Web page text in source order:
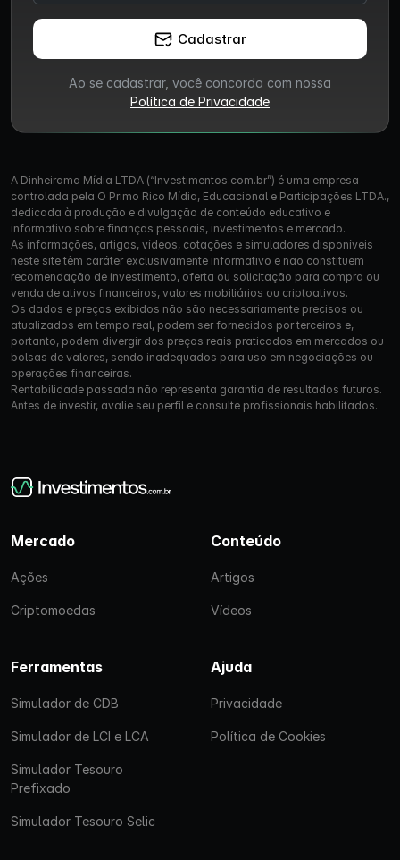
Cadastrar
Ao se cadastrar, você concorda com nossa
Política de Privacidade
A Dinheirama Mídia LTDA (“Investimentos.com.br”) é uma empresa
controlada pela O Primo Rico Mídia, Educacional e Participações LTDA.,
dedicada à produção e divulgação de conteúdo educativo e
informativo sobre finanças pessoais, investimentos e mercado.
As informações, artigos, vídeos, cotações e simuladores disponíveis
neste site têm caráter exclusivamente informativo e não constituem
recomendação de investimento, oferta ou solicitação para compra ou
venda de ativos financeiros, valores mobiliários ou criptoativos.
Os dados e preços exibidos não são necessariamente precisos ou
atualizados em tempo real, podem ser fornecidos por terceiros e,
portanto, podem divergir dos preços reais praticados em mercados ou
bolsas de valores, sendo inadequados para uso em negociações ou
operações financeiras.
Rentabilidade passada não representa garantia de resultados futuros.
Antes de investir, avalie seu perfil e consulte profissionais habilitados.
Mercado
Ações
Criptomoedas
Conteúdo
Artigos
Vídeos
Ferramentas
Simulador de CDB
Simulador de LCI e LCA
Simulador Tesouro
Prefixado
Simulador Tesouro Selic
Ajuda
Privacidade
Política de Cookies